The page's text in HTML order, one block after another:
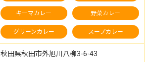
キーマカレー 野菜カレー
グリーンカレー スープカレー
秋田県秋田市外旭川八柳3-6-43